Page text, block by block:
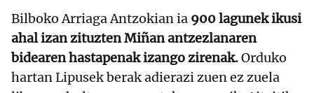
Bilboko Arriaga Antzokian ia 900 lagunek ikusi
ahal izan zituzten Miñan antzezlanaren
bidearen hastapenak izango zirenak.Orduko
hartan Lipusek berak adierazi zuen ez zuela